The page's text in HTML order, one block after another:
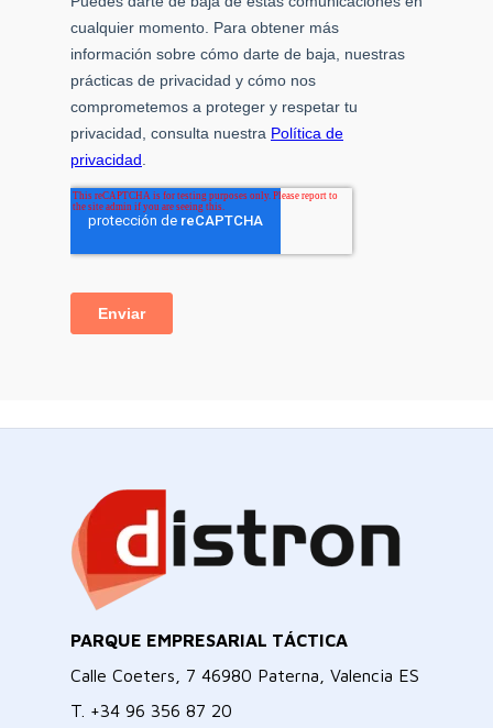
PARQUE EMPRESARIAL TÁCTICA
Calle Coeters, 7 46980 Paterna, Valencia ES
T. +34 96 356 87 20